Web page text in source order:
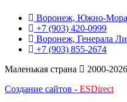
Воронеж, Южно-
+7 (903) 420-0999
Воронеж, Генерала
+7 (903) 855-2674
Маленькая страна
2000-
Создание сайтов - ESDirect